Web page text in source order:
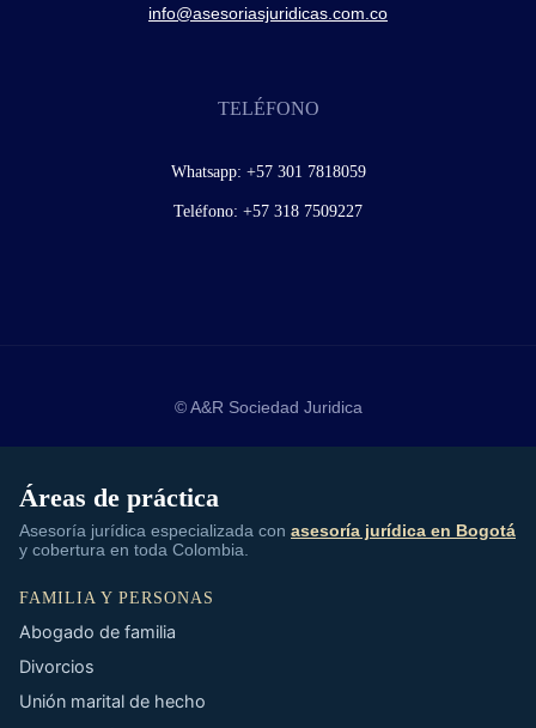
info@asesoriasjuridicas.com.co
TELÉFONO
Whatsapp: +57 301 7818059
Teléfono: +57 318 7509227
© A&R Sociedad Juridica
Áreas de práctica
Asesoría jurídica especializada con asesoría jurídica en Bogotá
y cobertura en toda Colombia.
FAMILIA Y PERSONAS
Abogado de familia
Divorcios
Unión marital de hecho